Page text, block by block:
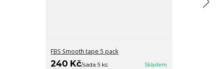
FBS Smooth tape 5 pack
240 Kč/sada 5 ks Skladem